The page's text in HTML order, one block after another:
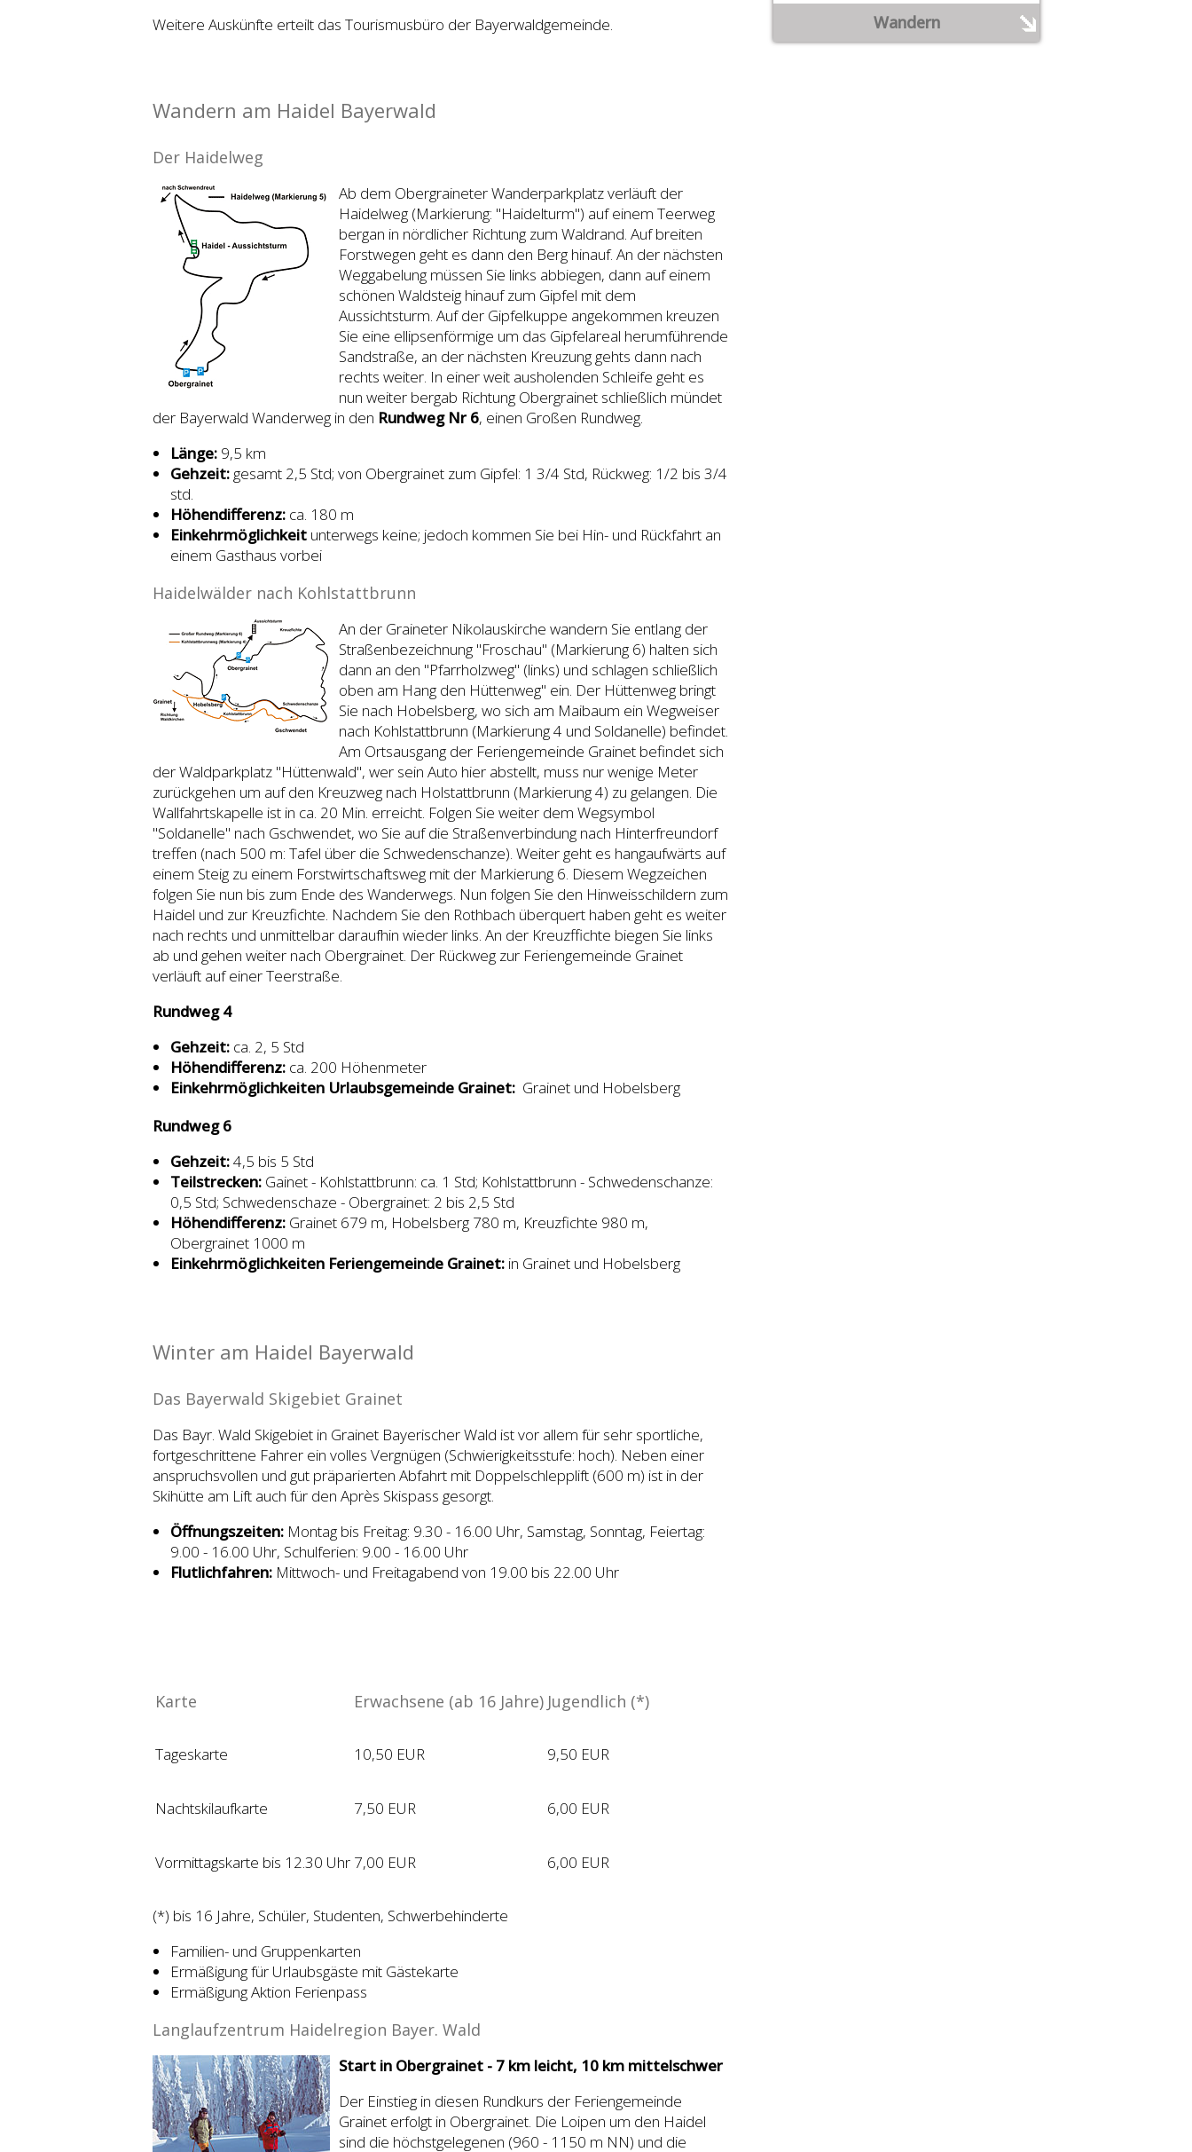
Weitere Auskünfte erteilt das Tourismusbüro der Bayerwaldgemeinde.
Wandern am Haidel Bayerwald
Der Haidelweg
Ab dem Obergraineter Wanderparkplatz verläuft der
Haidelweg (Markierung: "Haidelturm") auf einem Teerweg
bergan in nördlicher Richtung zum Waldrand. Auf breiten
Forstwegen geht es dann den Berg hinauf. An der nächsten
Weggabelung müssen Sie links abbiegen, dann auf einem
schönen Waldsteig hinauf zum Gipfel mit dem
Aussichtsturm. Auf der Gipfelkuppe angekommen kreuzen
Sie eine ellipsenförmige um das Gipfelareal herumführende
Sandstraße, an der nächsten Kreuzung gehts dann nach
rechts weiter. In einer weit ausholenden Schleife geht es
nun weiter bergab Richtung Obergrainet schließlich mündet
der Bayerwald Wanderweg in den Rundweg Nr 6, einen Großen Rundweg.
Länge: 9,5 km
Gehzeit: gesamt 2,5 Std; von Obergrainet zum Gipfel: 1 3/4 Std, Rückweg: 1/2 bis 3/4
std.
Höhendifferenz: ca. 180 m
Einkehrmöglichkeit unterwegs keine; jedoch kommen Sie bei Hin- und Rückfahrt an
einem Gasthaus vorbei
Haidelwälder nach Kohlstattbrunn
An der Graineter Nikolauskirche wandern Sie entlang der
Straßenbezeichnung "Froschau" (Markierung 6) halten sich
dann an den "Pfarrholzweg" (links) und schlagen schließlich
oben am Hang den Hüttenweg" ein. Der Hüttenweg bringt
Sie nach Hobelsberg, wo sich am Maibaum ein Wegweiser
nach Kohlstattbrunn (Markierung 4 und Soldanelle) befindet.
Am Ortsausgang der Feriengemeinde Grainet befindet sich
der Waldparkplatz "Hüttenwald", wer sein Auto hier abstellt, muss nur wenige Meter
zurückgehen um auf den Kreuzweg nach Holstattbrunn (Markierung 4) zu gelangen. Die
Wallfahrtskapelle ist in ca. 20 Min. erreicht. Folgen Sie weiter dem Wegsymbol
"Soldanelle" nach Gschwendet, wo Sie auf die Straßenverbindung nach Hinterfreundorf
treffen (nach 500 m: Tafel über die Schwedenschanze). Weiter geht es hangaufwärts auf
einem Steig zu einem Forstwirtschaftsweg mit der Markierung 6. Diesem Wegzeichen
folgen Sie nun bis zum Ende des Wanderwegs. Nun folgen Sie den Hinweisschildern zum
Haidel und zur Kreuzfichte. Nachdem Sie den Rothbach überquert haben geht es weiter
nach rechts und unmittelbar daraufhin wieder links. An der Kreuzffichte biegen Sie links
ab und gehen weiter nach Obergrainet. Der Rückweg zur Feriengemeinde Grainet
verläuft auf einer Teerstraße.
Rundweg 4
Gehzeit: ca. 2, 5 Std
Höhendifferenz: ca. 200 Höhenmeter
Einkehrmöglichkeiten Urlaubsgemeinde Grainet: Grainet und Hobelsberg
Rundweg 6
Gehzeit:4,5 bis 5 Std
Teilstrecken: Gainet - Kohlstattbrunn: ca. 1 Std; Kohlstattbrunn - Schwedenschanze:
0,5 Std; Schwedenschaze - Obergrainet: 2 bis 2,5 Std
Höhendifferenz: Grainet 679 m, Hobelsberg 780 m, Kreuzfichte 980 m,
Obergrainet 1000 m
Einkehrmöglichkeiten Feriengemeinde Grainet: in Grainet und Hobelsberg
Winter am Haidel Bayerwald
Das Bayerwald Skigebiet Grainet
Das Bayr. Wald Skigebiet in Grainet Bayerischer Wald ist vor allem für sehr sportliche,
fortgeschrittene Fahrer ein volles Vergnügen (Schwierigkeitsstufe: hoch). Neben einer
anspruchsvollen und gut präparierten Abfahrt mit Doppelschlepplift (600 m) ist in der
Skihütte am Lift auch für den Après Skispass gesorgt.
Öffnungszeiten: Montag bis Freitag: 9.30 - 16.00 Uhr, Samstag, Sonntag, Feiertag:
9.00 - 16.00 Uhr, Schulferien: 9.00 - 16.00 Uhr
Flutlichfahren: Mittwoch- und Freitagabend von 19.00 bis 22.00 Uhr
Karte Erwachsene (ab 16 Jahre) Jugendlich (*)
Tageskarte 10,50 EUR 9,50 EUR
Nachtskilaufkarte 7,50 EUR 6,00 EUR
Vormittagskarte bis 12.30 Uhr 7,00 EUR 6,00 EUR
(*) bis 16 Jahre, Schüler, Studenten, Schwerbehinderte
Familien- und Gruppenkarten
Ermäßigung für Urlaubsgäste mit Gästekarte
Ermäßigung Aktion Ferienpass
Langlaufzentrum Haidelregion Bayer. Wald
Start in Obergrainet - 7 km leicht, 10 km mittelschwer
Der Einstieg in diesen Rundkurs der Feriengemeinde
Grainet erfolgt in Obergrainet. Die Loipen um den Haidel
sind die höchstgelegenen (960 - 1150 m NN) und die
Wandern